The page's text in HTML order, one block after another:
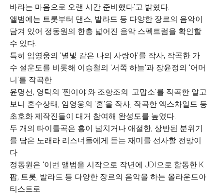
바라는 마음으로 오랜 시간 준비했다'고 밝혔다.
앨범에는 트롯부터 댄스, 발라드 등 다양한 장르의 음악이
담겨 있어 정동원의 한층 넓어진 음악 스펙트럼을 확인할
수 있다.
특히 임영웅의 '별빛 같은 나의 사랑아'를 작사, 작곡한 가
수 설운도를 비롯해 이승철의 '서쪽 하늘'과 장윤정의 '어머
니'를 작곡한
윤명선, 영탁의 '찐이야'와 조항조의 '고맙소'를 작곡한 알고
보니 혼수상태, 임영웅의 '홈'을 작사, 작곡한 엑스차일드 등
초호화 제작진들이 대거 참여해 완성도를 높였다.
두 개의 타이틀곡은 흥이 넘치거나 애절한, 상반된 분위기
를 담은 노래라 리스너들에게 듣는 재미를 선사할 전망이
다.
정동원은 '이번 앨범을 시작으로 작년에 JDI으로 할동한 K
팝, 트롯, 발라드 등 다양한 장르의 음악을 하는 올라운드아
티스트로